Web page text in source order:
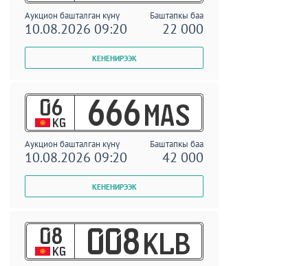
Аукцион башталган күнү Баштапкы баа
10.08.2026 09:20 22 000
06
KG 666 MAS
Аукцион башталган күнү Баштапкы баа
10.08.2026 09:20 42 000
08
KG 008 KLB